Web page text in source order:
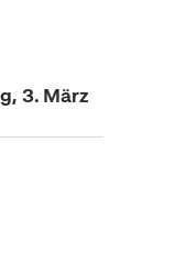
3. März